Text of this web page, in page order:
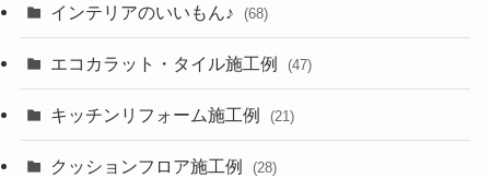
インテリアのいいもん♪ (68)
エコカラット・タイル施工例 (47)
キッチンリフォーム施工例 (21)
クッションフロア施工例 (28)